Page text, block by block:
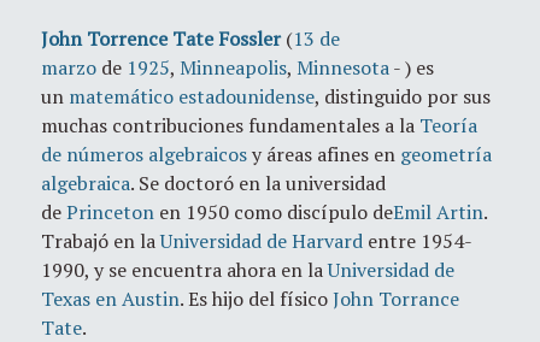
John Torrence Tate Fossler (13 de
marzo de 1925, Minneapolis, Minnesota- ) es
un matemático estadounidense, distinguido por sus
muchas contribuciones fundamentales a la Teoría
de números algebraicosy áreas afines en geometría
algebraica. Se doctoró en la universidad
dePrinceton en 1950 como discípulo deEmil Artin.
Trabajó en laUniversidad de Harvard entre 1954-
1990, y se encuentra ahora en laUniversidad de
Texas en Austin. Es hijo del físicoJohn Torrance
Tate.